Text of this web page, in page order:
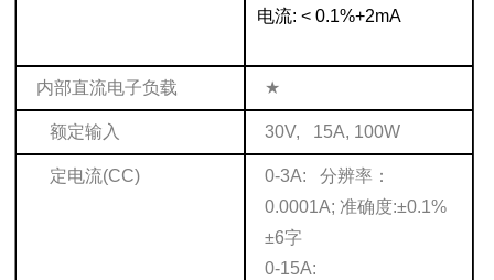
电流: < 0.1%+2mA
内部直流电子负载 ★
额定输入 30V, 15A, 100W
定电流(CC)
0-3A: 分辨率：
0.0001A; 准确度:±0.1%
±6字
0-15A: